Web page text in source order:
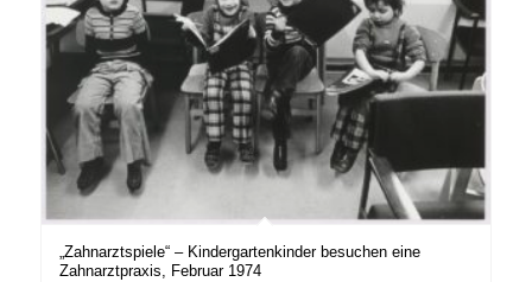
„Zahnarztspiele“ – Kindergartenkinder besuchen eine
Zahnarztpraxis, Februar 1974